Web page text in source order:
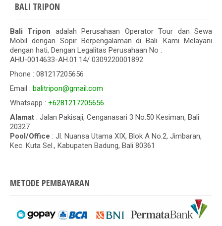
BALI TRIPON
Bali Tripon adalah Perusahaan Operator Tour dan Sewa
Mobil dengan Sopir Berpengalaman di Bali. Kami Melayani
dengan hati, Dengan Legalitas Perusahaan No :
AHU-0014633-AH.01.14/ 0309220001892.
Phone : 081217205656
Email : balitripon@gmail.com
Whatsapp : +6281217205656
Alamat : Jalan Pakisaji, Cenganasari 3 No.50 Kesiman, Bali
20327
Pool/Office : Jl. Nuansa Utama XIX, Blok A No.2, Jimbaran,
Kec. Kuta Sel., Kabupaten Badung, Bali 80361
METODE PEMBAYARAN